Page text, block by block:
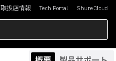
取扱店情報 Tech Portal
(Opens in a new tab)ShureCloud
(Opens in a new